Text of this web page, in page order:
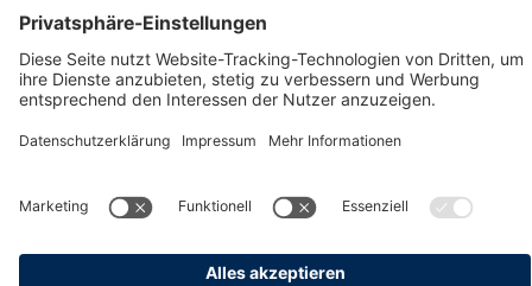
Standorte
Karriere
Kontakt
© 2026 Seppeler Holding & Verwaltungs GmbH & Co. KG